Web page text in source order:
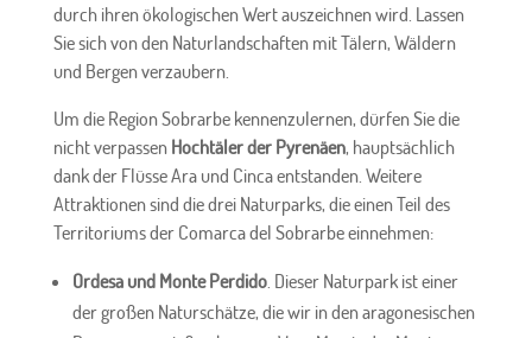
durch ihren ökologischen Wert auszeichnen wird. Lassen
Sie sich von den Naturlandschaften mit Tälern, Wäldern
und Bergen verzaubern.
Um die Region Sobrarbe kennenzulernen, dürfen Sie die
nicht verpassen Hochtäler der Pyrenäen, hauptsächlich
dank der Flüsse Ara und Cinca entstanden. Weitere
Attraktionen sind die drei Naturparks, die einen Teil des
Territoriums der Comarca del Sobrarbe einnehmen:
Ordesa und Monte Perdido. Dieser Naturpark ist einer
der großen Naturschätze, die wir in den aragonesischen